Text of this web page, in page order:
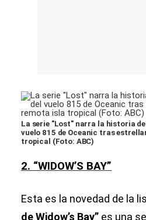
La serie "Lost" narra la historia
vuelo 815 de Oceanic tras
tropical (Foto: ABC)
2. “WIDOW’S BAY”
Esta es la novedad de la
de Widow’s Bay” es una